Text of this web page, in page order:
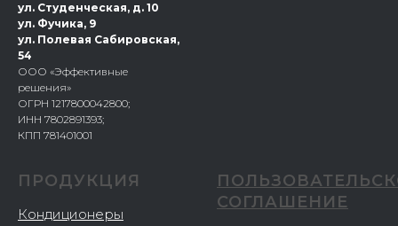
ул. Студенческая, д. 10
ул. Фучика, 9
ул. Полевая Сабировская,
54
ООО «Эффективные
решения»
ОГРН 1217800042800;
ИНН 7802891393;
КПП 781401001
ПРОДУКЦИЯ
Кондиционеры
СОГЛАШЕНИЕ